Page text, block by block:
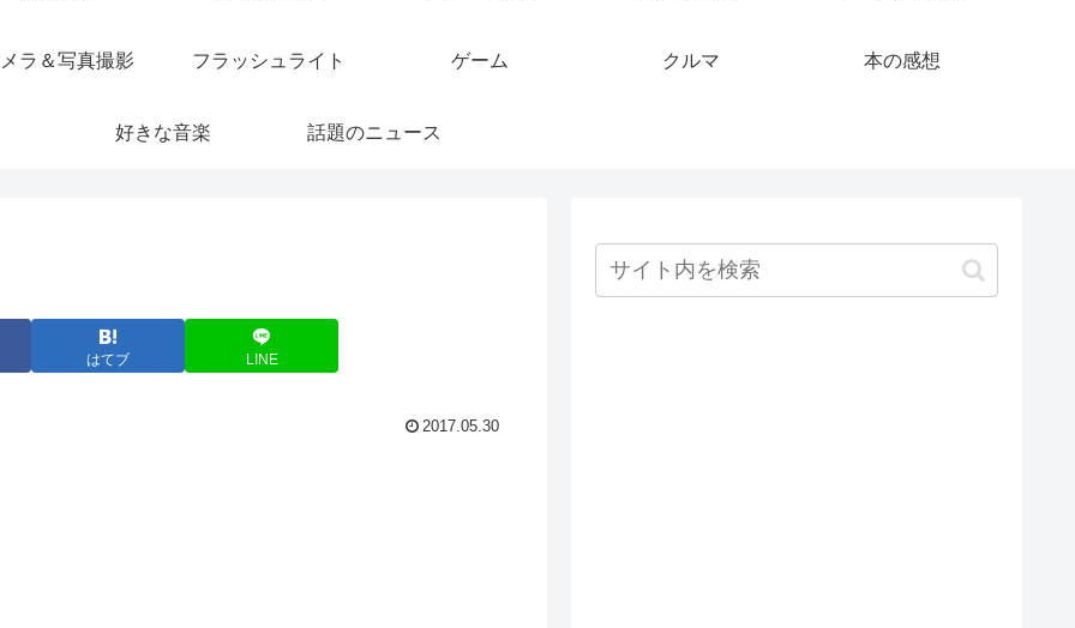
ラ＆写真撮影 フラッシュライト ゲーム クルマ 本の感想
好きな音楽 話題のニュース
はてブ LINE
2017.05.30